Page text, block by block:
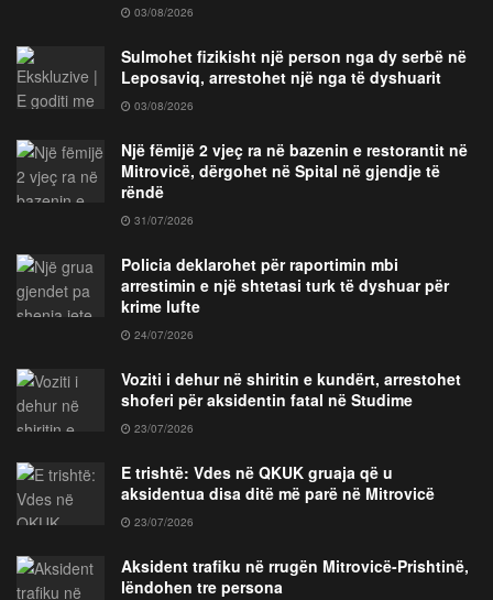
03/08/2026
Sulmohet fizikisht një person nga dy serbë në
Leposaviq, arrestohet një nga të dyshuarit
03/08/2026
Një fëmijë 2 vjeç ra në bazenin e restorantit në
Mitrovicë, dërgohet në Spital në gjendje të
rëndë
31/07/2026
Policia deklarohet për raportimin mbi
arrestimin e një shtetasi turk të dyshuar për
krime lufte
24/07/2026
Voziti i dehur në shiritin e kundërt, arrestohet
shoferi për aksidentin fatal në Studime
23/07/2026
E trishtë: Vdes në QKUK gruaja që u
aksidentua disa ditë më parë në Mitrovicë
23/07/2026
Aksident trafiku në rrugën Mitrovicë-Prishtinë,
lëndohen tre persona